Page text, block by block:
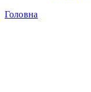
Головна